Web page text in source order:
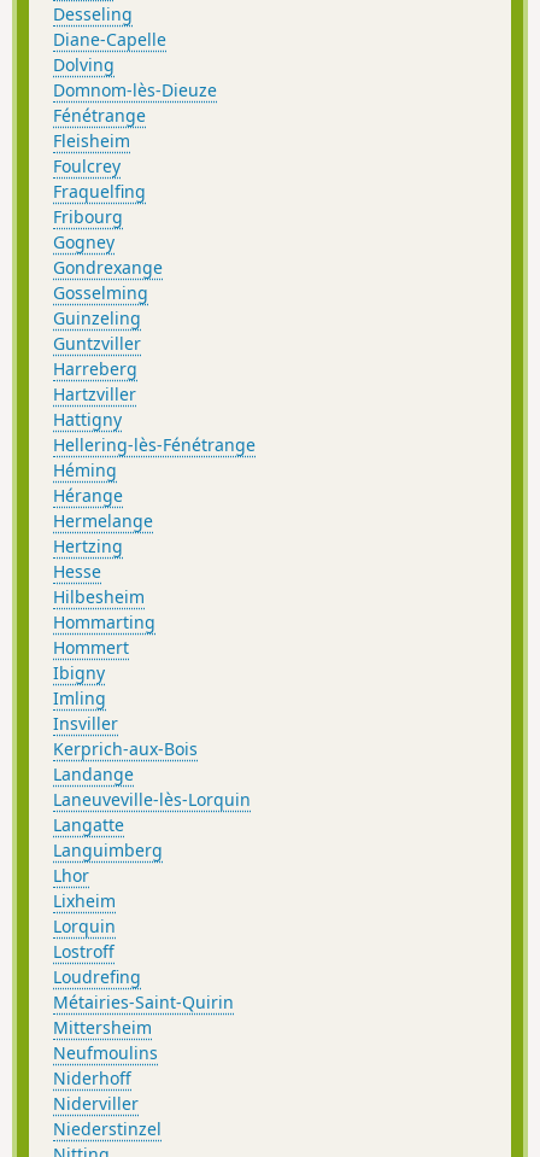
Desseling
Diane-Capelle
Dolving
Domnom-lès-Dieuze
Fénétrange
Fleisheim
Foulcrey
Fraquelfing
Fribourg
Gogney
Gondrexange
Gosselming
Guinzeling
Guntzviller
Harreberg
Hartzviller
Hattigny
Hellering-lès-Fénétrange
Héming
Hérange
Hermelange
Hertzing
Hesse
Hilbesheim
Hommarting
Hommert
Ibigny
Imling
Insviller
Kerprich-aux-Bois
Landange
Laneuveville-lès-Lorquin
Langatte
Languimberg
Lhor
Lixheim
Lorquin
Lostroff
Loudrefing
Métairies-Saint-Quirin
Mittersheim
Neufmoulins
Niderhoff
Niderviller
Niederstinzel